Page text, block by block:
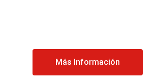
Más Información